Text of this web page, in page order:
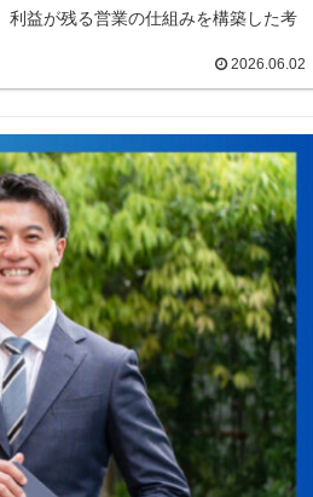
益が残る営業の仕組みを構築した考
2026.06.02